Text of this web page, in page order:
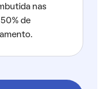
nas
de